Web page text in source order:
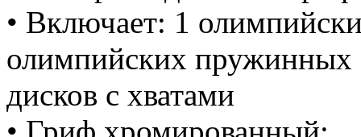
• Включает: 1
олимпийских пружинных
дисков с хватами